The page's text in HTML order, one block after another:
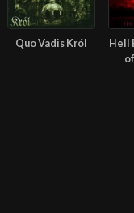
Quo Vadis Król
Hell